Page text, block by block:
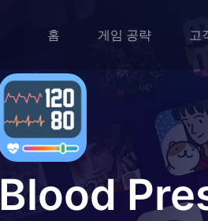
홈 게임 공략 고
Blood